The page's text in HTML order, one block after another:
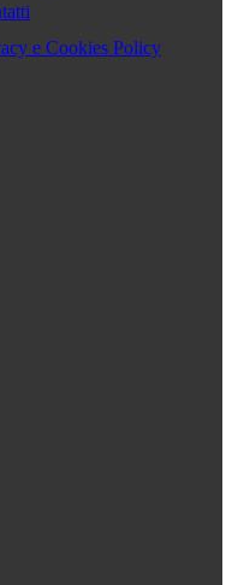
e Cookies Policy